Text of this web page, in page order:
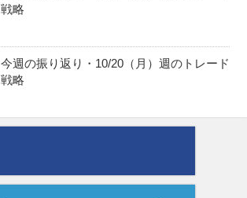
戦略
今週の振り返り・10/20（月）週のトレード
戦略